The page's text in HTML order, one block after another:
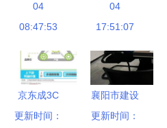
贸赋能企业
数字化转型
04
08:47:53
及咨询服务
的价值与机
04
17:51:07
京东成3C
数码商用品
更新时间：
襄阳市建设
工程咨询服
更新时间：